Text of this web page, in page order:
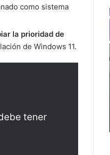
como sistema
la prioridad de
de Windows 11.
tener